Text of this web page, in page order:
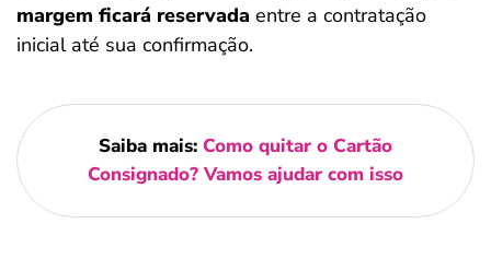
margem ficará reservada entre a contratação
inicial até sua confirmação.
Saiba mais: Como quitar o Cartão
Consignado? Vamos ajudar com isso